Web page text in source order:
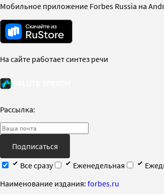
Мобильное приложение Forbes Russia на
На сайте работает синтез речи
Рассылка:
Подписаться
Все сразу
Еженедельная
Наименование издания: forbes.ru